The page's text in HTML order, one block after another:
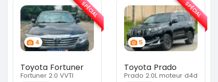
4
Toyota Fortuner
Fortuner 2.0 VVTI
SPÉCIAL
5
Toyota Prado
Prado 2.0L moteur d4d
SPÉCIAL